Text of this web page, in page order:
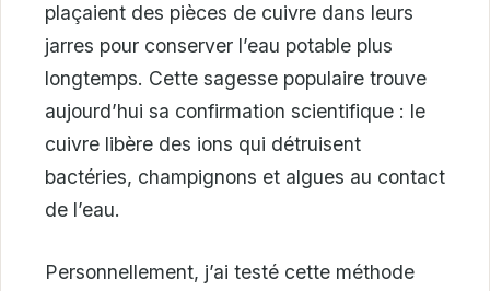
plaçaient des pièces de cuivre dans leurs
jarres pour conserver l’eau potable plus
longtemps. Cette sagesse populaire trouve
aujourd’hui sa confirmation scientifique : le
cuivre libère des ions qui détruisent
bactéries, champignons et algues au contact
de l’eau.
Personnellement, j’ai testé cette méthode